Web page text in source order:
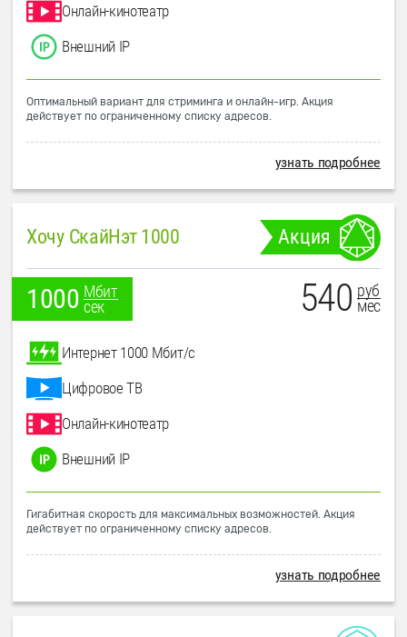
Онлайн-кинотеатр
Внешний IP
Оптимальный вариант для стриминга и онлайн-игр. Акция
действует по ограниченному списку адресов.
узнать подробнее
Хочу СкайНэт 1000 Акция
1000 Мбит
сек
540 руб
мес
Интернет 1000 Мбит/с
Цифровое ТВ
Онлайн-кинотеатр
Внешний IP
Гигабитная скорость для максимальных возможностей. Акция
действует по ограниченному списку адресов.
узнать подробнее